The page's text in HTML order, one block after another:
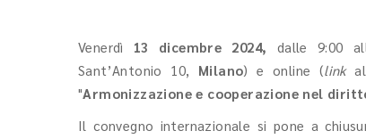
Venerdì 13 dicembre 2024, dalle 9:00
Sant’Antonio 10, Milano) e online (link
"Armonizzazione e cooperazione nel
Il convegno internazionale si pone a